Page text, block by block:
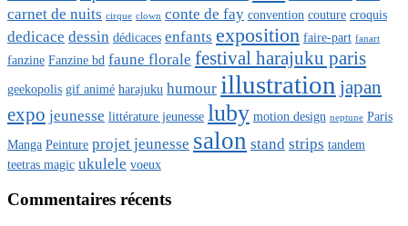
carnet de nuits cirque clown conte de fay convention couture croquis
dedicace dessin dédicaces enfants exposition faire-part fanart
fanzine Fanzine bd faune florale festival harajuku paris
geekopolis gif animé harajuku humour illustration japan
expo jeunesse littérature jeunesse luby motion design neptune Paris
Manga Peinture projet jeunesse salon stand strips tandem
teetras magic ukulele voeux
Commentaires récents